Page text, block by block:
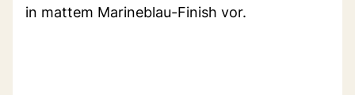
in mattem Marineblau-Finish vor.